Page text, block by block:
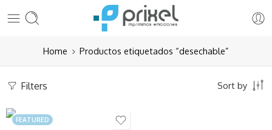
Home Productos etiquetados “desechable”
Filters Sort by
FEATURED